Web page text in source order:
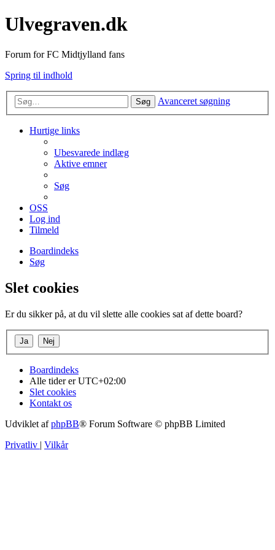
Ulvegraven.dk
Forum for FC Midtjylland fans
Spring til indhold
Søg Avanceret søgning
Hurtige links
Ubesvarede indlæg
Aktive emner
Søg
OSS
Log ind
Tilmeld
Boardindeks
Søg
Slet cookies
Er du sikker på, at du vil slette alle cookies sat af dette board?
Boardindeks
Alle tider erUTC+02:00
Slet cookies
Kontakt os
Udviklet afphpBB® Forum Software © phpBB Limited
Privatliv | Vilkår